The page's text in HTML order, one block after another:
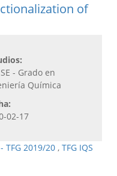
of
- Grado en
Química
02-17
TFG 2019/20 , TFG IQS